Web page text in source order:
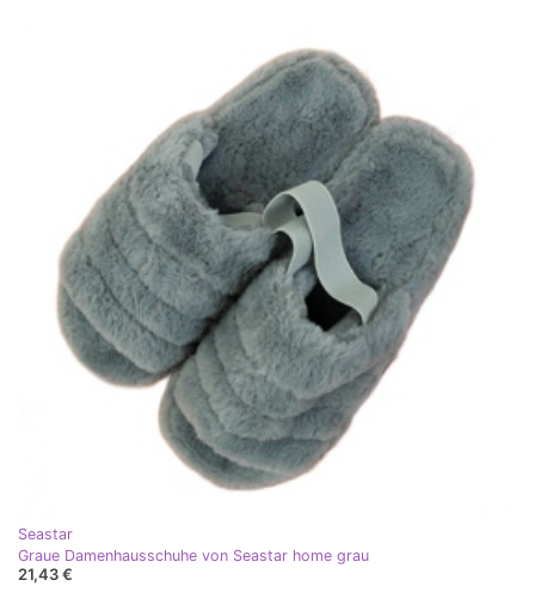
Seastar
Graue Damenhausschuhe von Seastar home grau
21,43 €